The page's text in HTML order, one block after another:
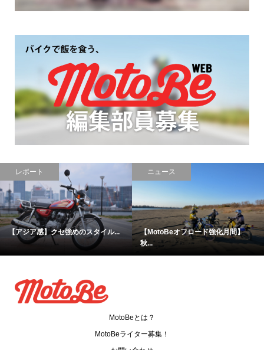
レポート
【アジア感】クセ強めのスタイル...
ニュース
【MotoBeオフロード強化月間】
秋...
MotoBeとは？
MotoBeライター募集！